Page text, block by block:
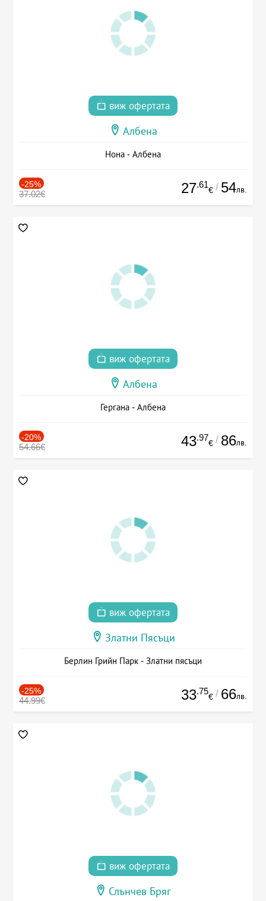
виж офертата
Албена
Нона - Албена
-25%
37.02€ 27.61
€ / 54лв.
виж офертата
Албена
Гергана - Албена
-20%
54.66€ 43.97
€ / 86лв.
виж офертата
Златни Пясъци
Берлин Грийн Парк - Златни пясъци
-25%
44.99€ 33.75
€ / 66лв.
виж офертата
Слънчев Бряг